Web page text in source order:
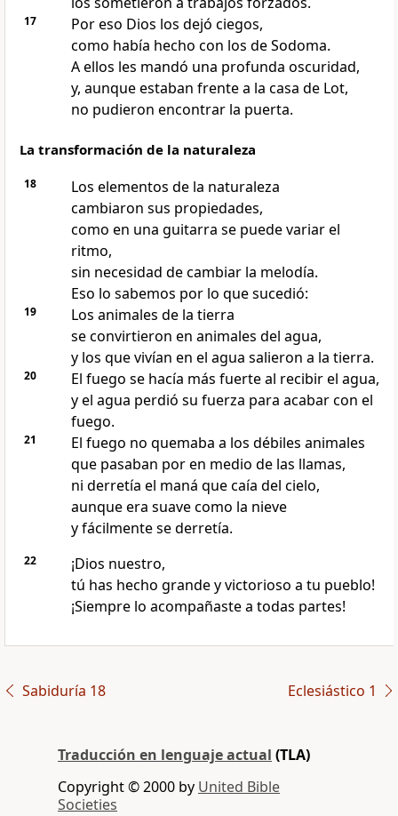
17
Por eso Dios los dejó ciegos,
como había hecho con los de Sodoma.
A ellos les mandó una profunda oscuridad,
y, aunque estaban frente a la casa de Lot,
no pudieron encontrar la puerta.
La transformación de la naturaleza
18
Los elementos de la naturaleza
cambiaron sus propiedades,
como en una guitarra se puede variar el
ritmo,
sin necesidad de cambiar la melodía.
Eso lo sabemos por lo que sucedió:
19
Los animales de la tierra
se convirtieron en animales del agua,
y los que vivían en el agua salieron a la tierra.
20
El fuego se hacía más fuerte al recibir el agua,
y el agua perdió su fuerza para acabar con el
fuego.
21
El fuego no quemaba a los débiles animales
que pasaban por en medio de las llamas,
ni derretía el maná que caía del cielo,
aunque era suave como la nieve
y fácilmente se derretía.
22
¡Dios nuestro,
tú has hecho grande y victorioso a tu pueblo!
¡Siempre lo acompañaste a todas partes!
Sabiduría 18 Eclesiástico 1
Traducción en lenguaje actual (TLA)
Copyright © 2000 by United Bible
Societies